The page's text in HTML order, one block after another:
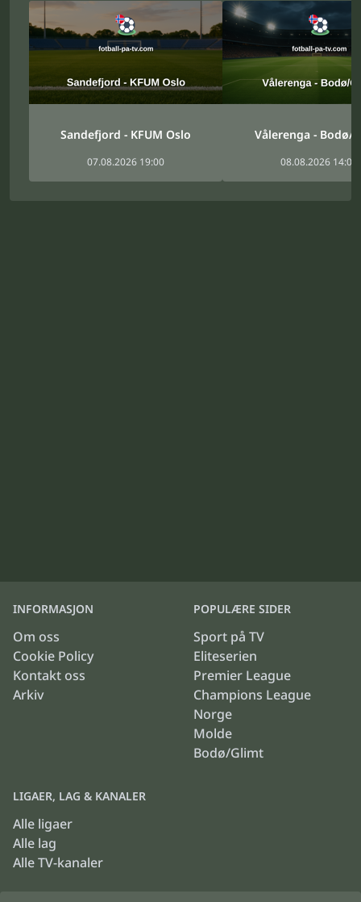
Sandefjord - KFUM Oslo
07.08.2026 19:00
Vålerenga - Bodø/
08.08.2026 14:00
INFORMASJON
Om oss
Cookie Policy
Kontakt oss
Arkiv
POPULÆRE SIDER
Sport på TV
Eliteserien
Premier League
Champions League
Norge
Molde
Bodø/Glimt
LIGAER, LAG & KANALER
Alle ligaer
Alle lag
Alle TV-kanaler